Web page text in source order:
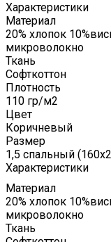
Характеристики
Материал
20% хлопок
микроволокно
Ткань
Софткоттон
Плотность
110 гр/м2
Цвет
Коричневый
Размер
1,5 спальный
Характеристики
Материал
20% хлопок
микроволокно
Ткань